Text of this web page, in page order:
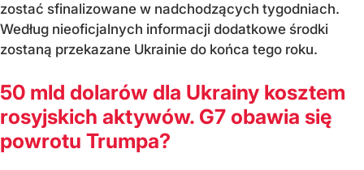
zostać sfinalizowane w nadchodzących tygodniach.
Według nieoficjalnych informacji dodatkowe środki
zostaną przekazane Ukrainie do końca tego roku.
50 mld dolarów dla Ukrainy kosztem
rosyjskich aktywów. G7 obawia się
powrotu Trumpa?